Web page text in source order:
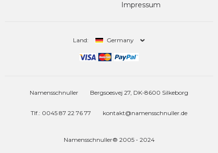
Impressum
Land: Germany
Namensschnuller Bergsoesvej 27, DK-8600 Silkeborg
Tlf.: 0045 87 22 76 77 kontakt@namensschnuller.de
Namensschnuller® 2005 - 2024